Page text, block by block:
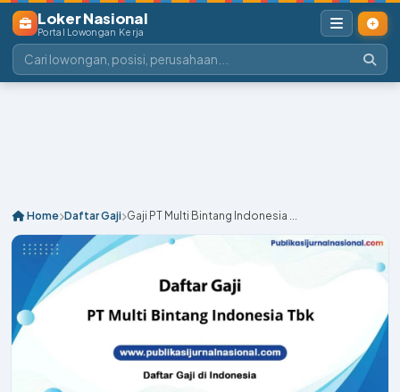
Loker Nasional
Portal Lowongan Kerja
Home Daftar Gaji Gaji PT Multi Bintang Indonesia ...